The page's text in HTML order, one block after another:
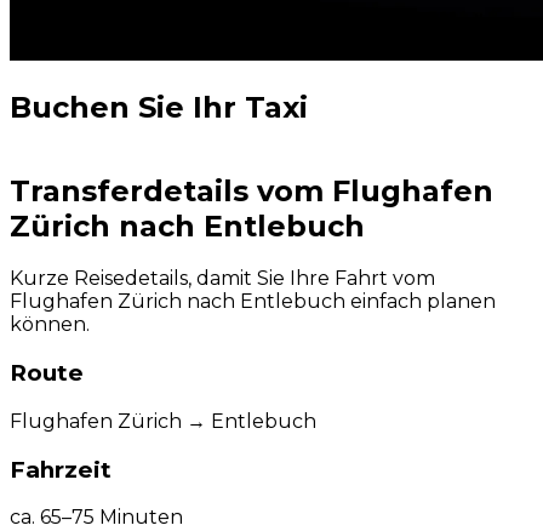
Buchen Sie Ihr Taxi
Transferdetails vom Flughafen
Zürich nach Entlebuch
Kurze Reisedetails, damit Sie Ihre Fahrt vom
Flughafen Zürich nach Entlebuch einfach planen
können.
Route
Flughafen Zürich → Entlebuch
Fahrzeit
ca. 65–75 Minuten